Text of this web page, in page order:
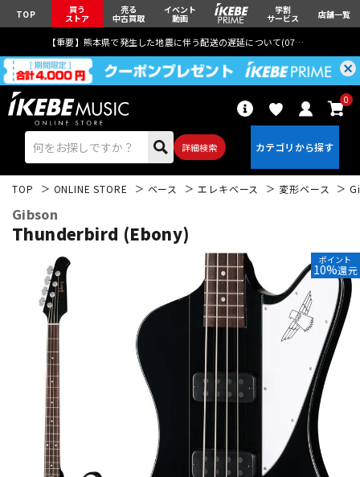
TOP 買う
ストア
売る
中古買取
イベント
動画
学割
サービス 店舗一覧
【重要】熊本県で発生した地震に伴う配送の遅延について(07月29日
詳細検索
0
アコギ/エレアコ
パーカッション
電子ピアノ
TOP ONLINE STORE ベース エレキベース 変形ベース
Gibson
Thunderbird (Ebony)
ポイント
10%還元